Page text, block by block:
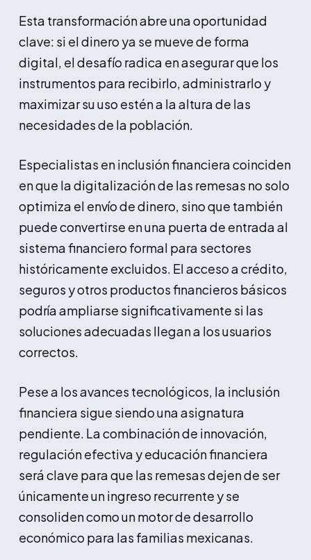
Esta transformación abre una oportunidad
clave: si el dinero ya se mueve de forma
digital, el desafío radica en asegurar que los
instrumentos para recibirlo, administrarlo y
maximizar su uso estén a la altura de las
necesidades de la población.
Especialistas en inclusión financiera coinciden
en que la digitalización de las remesas no solo
optimiza el envío de dinero, sino que también
puede convertirse en una puerta de entrada al
sistema financiero formal para sectores
históricamente excluidos. El acceso a crédito,
seguros y otros productos financieros básicos
podría ampliarse significativamente si las
soluciones adecuadas llegan a los usuarios
correctos.
Pese a los avances tecnológicos, la inclusión
financiera sigue siendo una asignatura
pendiente. La combinación de innovación,
regulación efectiva y educación financiera
será clave para que las remesas dejen de ser
únicamente un ingreso recurrente y se
consoliden como un motor de desarrollo
económico para las familias mexicanas.